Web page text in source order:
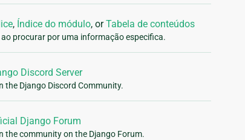
, Índice do módulo, orTabela de conteúdos
ao procurar por uma informação especifica.
Discord Server
the Django Discord Community.
Django Forum
the community on the Django Forum.